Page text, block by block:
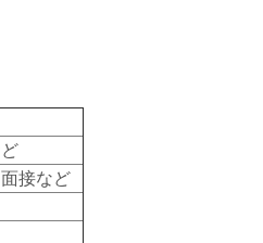
接など